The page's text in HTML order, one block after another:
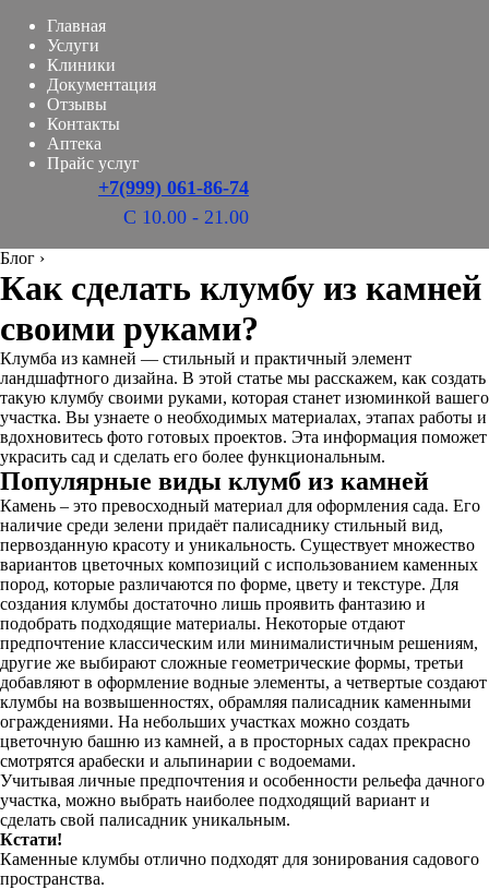
Главная
Услуги
Клиники
Документация
Отзывы
Контакты
Аптека
Прайс услуг
+7(999) 061-86-74
С 10.00 - 21.00
Блог ›
Как сделать клумбу из камней
своими руками?
Клумба из камней — стильный и практичный элемент
ландшафтного дизайна. В этой статье мы расскажем, как создать
такую клумбу своими руками, которая станет изюминкой вашего
участка. Вы узнаете о необходимых материалах, этапах работы и
вдохновитесь фото готовых проектов. Эта информация поможет
украсить сад и сделать его более функциональным.
Популярные виды клумб из камней
Камень – это превосходный материал для оформления сада. Его
наличие среди зелени придаёт палисаднику стильный вид,
первозданную красоту и уникальность. Существует множество
вариантов цветочных композиций с использованием каменных
пород, которые различаются по форме, цвету и текстуре. Для
создания клумбы достаточно лишь проявить фантазию и
подобрать подходящие материалы. Некоторые отдают
предпочтение классическим или минималистичным решениям,
другие же выбирают сложные геометрические формы, третьи
добавляют в оформление водные элементы, а четвертые создают
клумбы на возвышенностях, обрамляя палисадник каменными
ограждениями. На небольших участках можно создать
цветочную башню из камней, а в просторных садах прекрасно
смотрятся арабески и альпинарии с водоемами.
Учитывая личные предпочтения и особенности рельефа дачного
участка, можно выбрать наиболее подходящий вариант и
сделать свой палисадник уникальным.
Кстати!
Каменные клумбы отлично подходят для зонирования садового
пространства.